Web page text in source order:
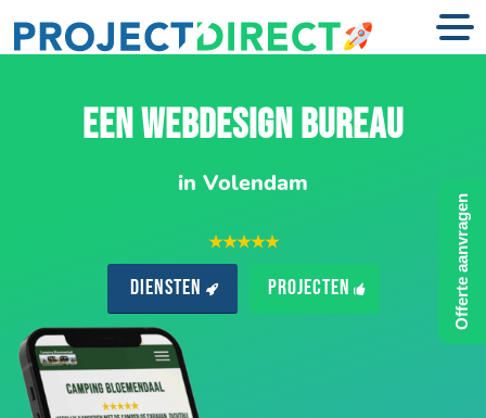
EEN WEBDESIGN BUREAU
in Volendam
★★★★★
Diensten Projecten Offerte aanvragen